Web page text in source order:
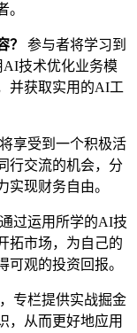
。
？
参与者将学习到
技术优化业务模
并获取实用的AI工
享受到一个积极活
行交流的机会，分
现财务自由。
通过运用所学的AI技
拓市场，为自己的
观的投资回报。
专栏提供实战掘金
，从而更好地应用